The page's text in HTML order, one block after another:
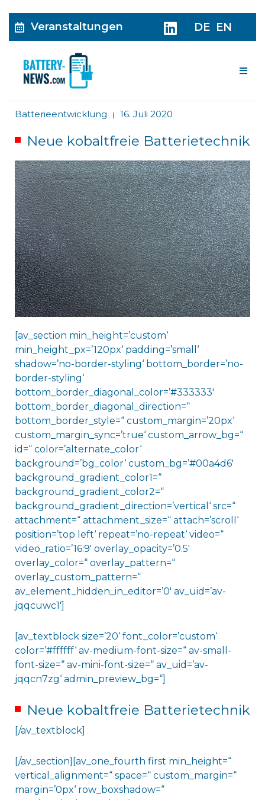
Veranstaltungen DE EN
Batterieentwicklung | 16. Juli 2020
Neue kobaltfreie Batterietechnik
[av_section min_height=’custom‘
min_height_px=’120px‘ padding=’small‘
shadow=’no-border-styling‘ bottom_border=’no-
border-styling‘
bottom_border_diagonal_color=’#333333′
bottom_border_diagonal_direction=“
bottom_border_style=“ custom_margin=’20px‘
custom_margin_sync=’true‘ custom_arrow_bg=“
id=“ color=’alternate_color‘
background=’bg_color‘ custom_bg=’#00a4d6′
background_gradient_color1=“
background_gradient_color2=“
background_gradient_direction=’vertical‘ src=“
attachment=“ attachment_size=“ attach=’scroll‘
position=’top left‘ repeat=’no-repeat‘ video=“
video_ratio=’16:9′ overlay_opacity=’0.5′
overlay_color=“ overlay_pattern=“
overlay_custom_pattern=“
av_element_hidden_in_editor=’0′ av_uid=’av-
jqqcuwc1′]
[av_textblock size=’20‘ font_color=’custom‘
color=’#ffffff‘ av-medium-font-size=“ av-small-
font-size=“ av-mini-font-size=“ av_uid=’av-
jqqcn7zg‘ admin_preview_bg=“]
Neue kobaltfreie Batterietechnik
[/av_textblock]
[/av_section][av_one_fourth first min_height=“
vertical_alignment=“ space=“ custom_margin=“
margin=’0px‘ row_boxshadow=“